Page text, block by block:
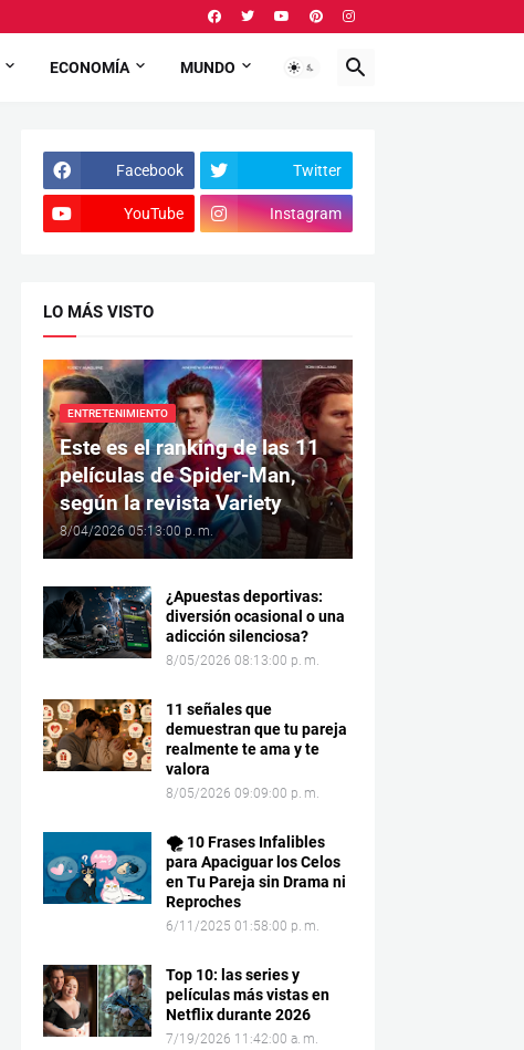
ECONOMÍA MUNDO
Facebook Twitter
YouTube Instagram
LO MÁS VISTO
ENTRETENIMIENTO
Este es el ranking de las 11
películas de Spider-Man,
según la revista Variety
8/04/2026 05:13:00 p. m.
¿Apuestas deportivas:
diversión ocasional o una
adicción silenciosa?
8/05/2026 08:13:00 p. m.
11 señales que
demuestran que tu pareja
realmente te ama y te
valora
8/05/2026 09:09:00 p. m.
🌪️ 10 Frases Infalibles
para Apaciguar los Celos
en Tu Pareja sin Drama ni
Reproches
6/11/2025 01:58:00 p. m.
Top 10: las series y
películas más vistas en
Netflix durante 2026
7/19/2026 11:42:00 a. m.